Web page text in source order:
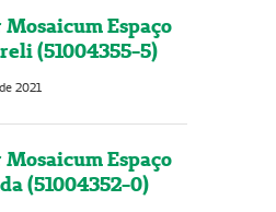
Espaço
(51004355-5)
2021
Espaço
(51004352-0)